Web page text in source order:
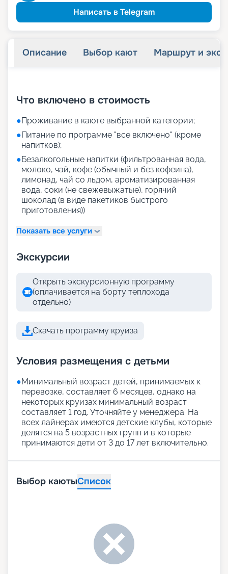
Написать в Telegram
Описание Выбор кают Маршрут и
Что включено в стоимость
●Проживание в каюте выбранной категории;
●Питание по программе "все включено" (кроме
напитков);
●Безалкогольные напитки (фильтрованная вода,
молоко, чай, кофе (обычный и без кофеина),
лимонад, чай со льдом, ароматизированная
вода, соки (не свежевыжатые), горячий
шоколад (в виде пакетиков быстрого
приготовления))
Показать все услуги
Экскурсии
Открыть экскурсионную программу
(оплачивается на борту теплохода
отдельно)
Скачать программу круиза
Условия размещения с детьми
●Минимальный возраст детей, принимаемых к
перевозке, составляет 6 месяцев, однако на
некоторых круизах минимальный возраст
составляет 1 год. Уточняйте у менеджера. На
всех лайнерах имеются детские клубы, которые
делятся на 5 возрастных групп и в которые
принимаются дети от 3 до 17 лет включительно.
Выбор каютыСписок